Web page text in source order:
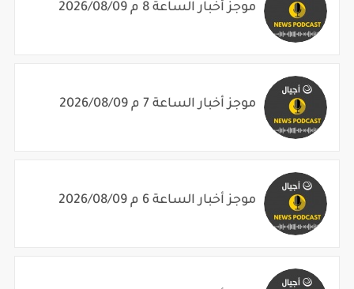
موجز أخبار الساعة 8 م 2026/08/09
موجز أخبار الساعة 7 م 2026/08/09
موجز أخبار الساعة 6 م 2026/08/09